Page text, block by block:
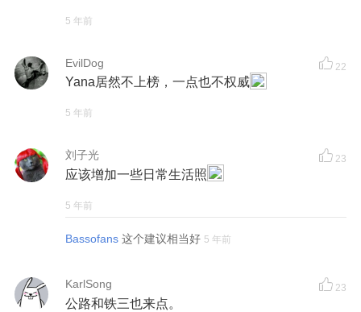
5 年前
EvilDog 22
Yana居然不上榜，一点也不权威
5 年前
刘子光 23
应该增加一些日常生活照
5 年前
Bassofans 这个建议相当好 5 年前
KarlSong 23
公路和铁三也来点。